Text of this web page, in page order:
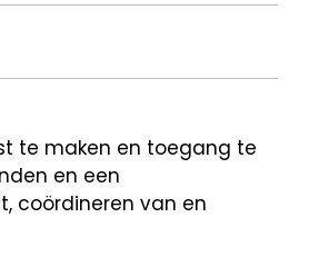
te maken en toegang te
en een
coördineren van en